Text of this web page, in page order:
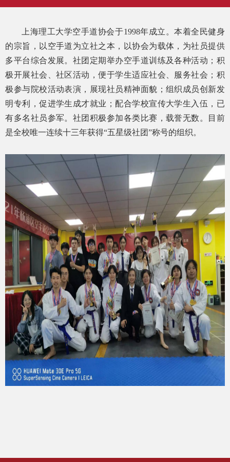
上海理工大学空手道协会于1998年成立。本着全民健身
的宗旨，以空手道为立社之本，以协会为载体，为社员提供
多平台综合发展。社团定期举办空手道训练及各种活动；积
极开展社会、社区活动，便于学生适应社会、服务社会；积
极参与院校活动表演，展现社员精神面貌；组织成员创新发
明专利，促进学生成才就业；配合学校宣传大学生入伍，已
有多名社员参军。社团积极参加各类比赛，载誉无数。目前
是全校唯一连续十三年获得“五星级社团”称号的组织。